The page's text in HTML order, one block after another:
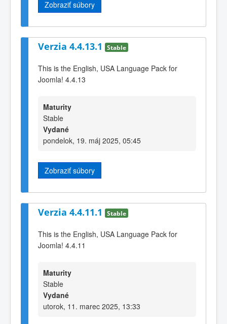
Zobraziť súbory
Verzia 4.4.13.1 Stable
This is the English, USA Language Pack for
Joomla! 4.4.13
Maturity
Stable
Vydané
pondelok, 19. máj 2025, 05:45
Zobraziť súbory
Verzia 4.4.11.1 Stable
This is the English, USA Language Pack for
Joomla! 4.4.11
Maturity
Stable
Vydané
utorok, 11. marec 2025, 13:33